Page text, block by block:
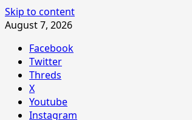
Skip to content
August 7, 2026
Facebook
Twitter
Threds
X
Youtube
Instagram